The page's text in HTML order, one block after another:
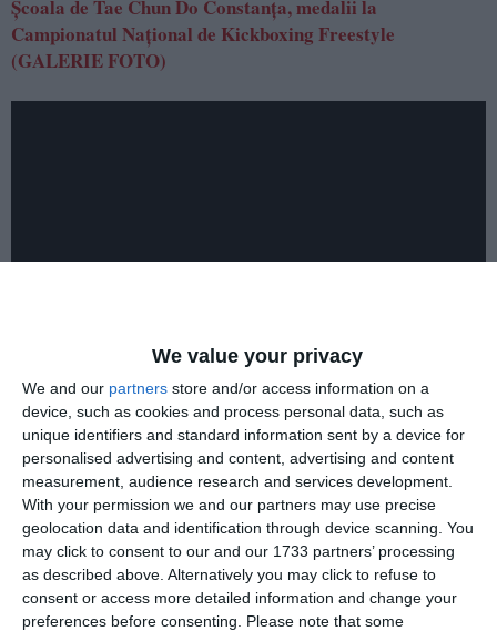
We value your privacy
We and our partners store and/or access information on a
device, such as cookies and process personal data, such as
unique identifiers and standard information sent by a device for
personalised advertising and content, advertising and content
measurement, audience research and services development.
With your permission we and our partners may use precise
geolocation data and identification through device scanning. You
may click to consent to our and our 1733 partners’ processing
as described above. Alternatively you may click to refuse to
consent or access more detailed information and change your
preferences before consenting.
Please note that some
Școala de Tae Chun Do Constanța, medalii la
Campionatul Național de Kickboxing Freestyle
(GALERIE FOTO)